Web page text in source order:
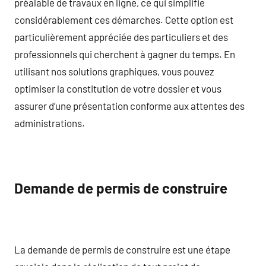
considérablement ces démarches. Cette option est
particulièrement appréciée des particuliers et des
professionnels qui cherchent à gagner du temps. En
utilisant nos solutions graphiques, vous pouvez
optimiser la constitution de votre dossier et vous
assurer d’une présentation conforme aux attentes des
administrations.
Demande de permis de construire
La demande de permis de construire est une étape